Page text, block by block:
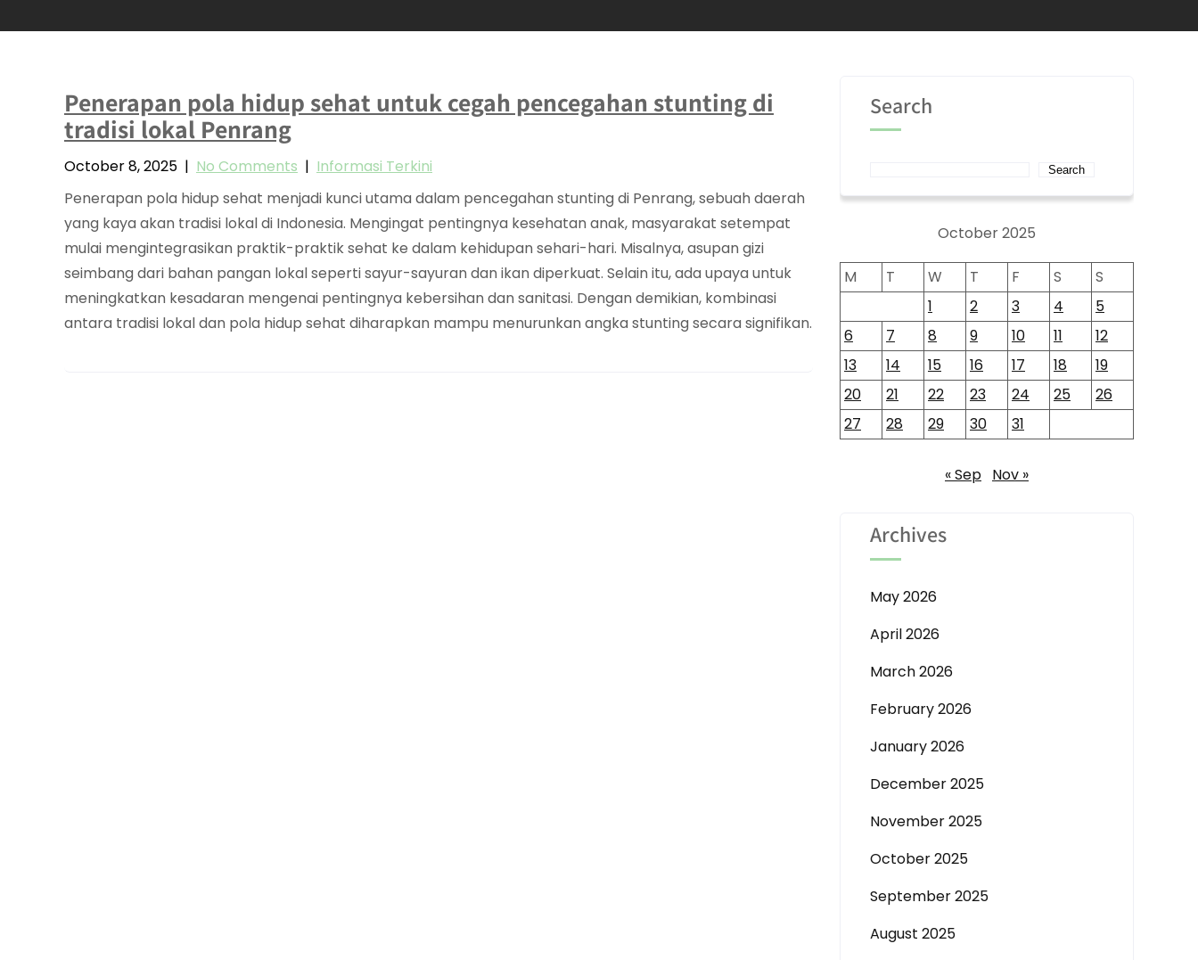
Penerapan pola hidup sehat untuk cegah pencegahan stunting di
tradisi lokal Penrang
October 8, 2025 | No Comments | Informasi Terkini
Penerapan pola hidup sehat menjadi kunci utama dalam pencegahan stunting di Penrang, sebuah daerah
yang kaya akan tradisi lokal di Indonesia. Mengingat pentingnya kesehatan anak, masyarakat setempat
mulai mengintegrasikan praktik-praktik sehat ke dalam kehidupan sehari-hari. Misalnya, asupan gizi
seimbang dari bahan pangan lokal seperti sayur-sayuran dan ikan diperkuat. Selain itu, ada upaya untuk
meningkatkan kesadaran mengenai pentingnya kebersihan dan sanitasi. Dengan demikian, kombinasi
antara tradisi lokal dan pola hidup sehat diharapkan mampu menurunkan angka stunting secara signifikan.
Search
Search
October 2025
M T W T F S
S
1
2 3 4
5
6
7 8 9 10 11
12
13
14 15 16 17 18
19
20
21 22 23 24 25
26
27
28 29 30 31
« Sep Nov »
Archives
May 2026
April 2026
March 2026
February 2026
January 2026
December 2025
November 2025
October 2025
September 2025
August 2025